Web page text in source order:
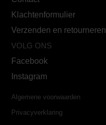
Klachtenformulier
Verzenden en retourneren
VOLG ONS
Facebook
Instagram
Algemene voorwaarden
Privacyverklaring